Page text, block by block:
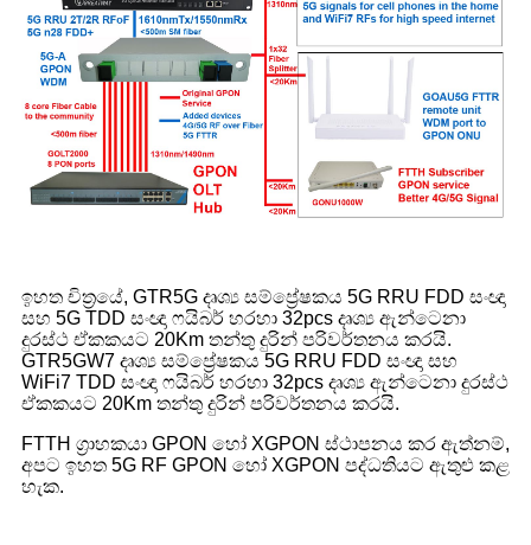
ඉහත චිත්‍රයේ, GTR5G දෘශ්‍ය සම්ප්‍රේෂකය 5G RRU FDD සංඥා
සහ 5G TDD සංඥා ෆයිබර් හරහා 32pcs දෘශ්‍ය ඇන්ටෙනා
දුරස්ථ ඒකකයට 20Km තන්තු දුරින් පරිවර්තනය කරයි.
GTR5GW7 දෘශ්‍ය සම්ප්‍රේෂකය 5G RRU FDD සංඥා සහ
WiFi7 TDD සංඥා ෆයිබර් හරහා 32pcs දෘශ්‍ය ඇන්ටෙනා දුරස්ථ
ඒකකයට 20Km තන්තු දුරින් පරිවර්තනය කරයි.
FTTH ග්‍රාහකයා GPON හෝ XGPON ස්ථාපනය කර ඇත්නම්,
අපට ඉහත 5G RF GPON හෝ XGPON පද්ධතියට ඇතුළු කළ
හැක.